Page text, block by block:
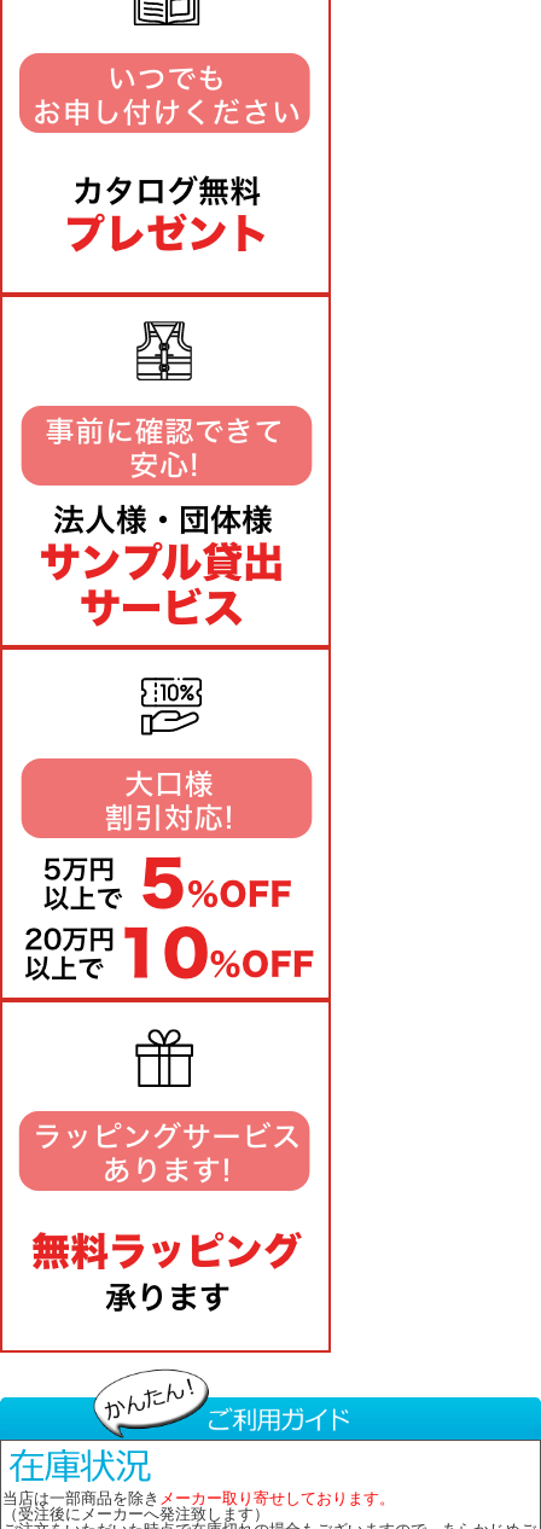
当店は一部商品を除き メーカー取り寄せしております。
（受注後にメーカーへ発注致します）